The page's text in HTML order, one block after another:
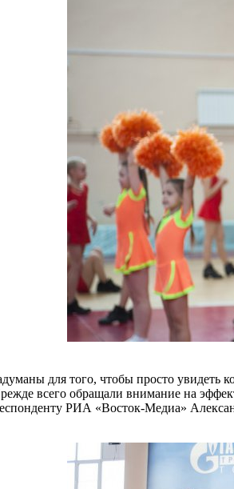
для того, чтобы просто увидеть
всего обращали внимание на
РИА «Восток-Медиа»